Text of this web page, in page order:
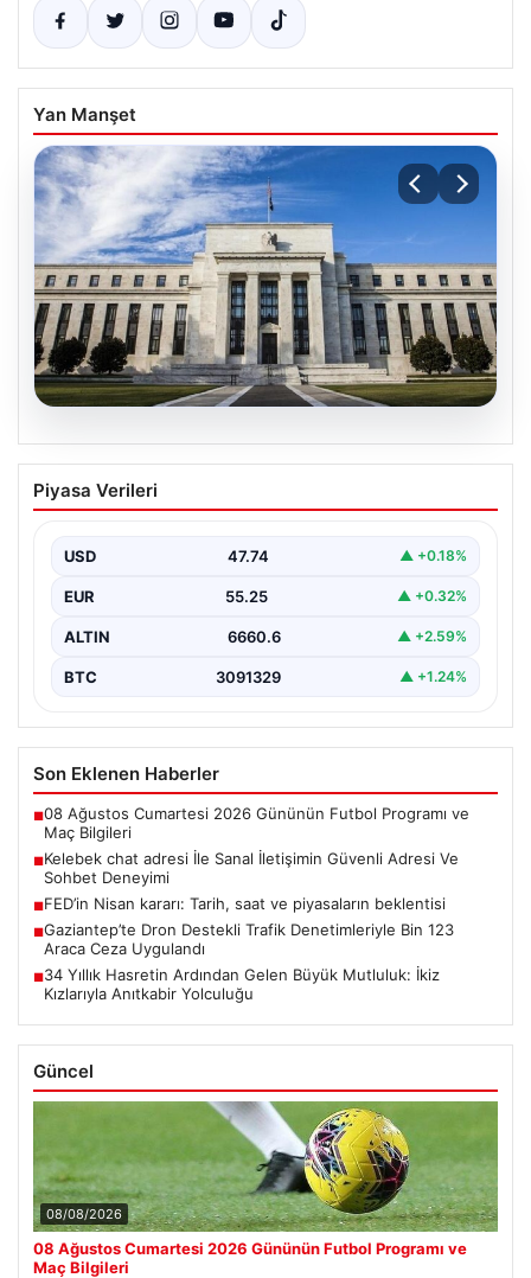
Yan Manşet
FED’in Nisan kararı: Tarih, saat ve
piyasaların beklentisi
kararı yatırımcılar tarafından yakından takip ediliyor.…
Piyasa Verileri
USD 47.74 ▲ +0.18%
EUR 55.25 ▲ +0.32%
ALTIN 6660.6 ▲ +2.59%
BTC 3091329 ▲ +1.24%
Son Eklenen Haberler
■08 Ağustos Cumartesi 2026 Gününün Futbol Programı ve
Maç Bilgileri
■Kelebek chat adresi İle Sanal İletişimin Güvenli Adresi Ve
Sohbet Deneyimi
■FED’in Nisan kararı: Tarih, saat ve piyasaların beklentisi
■Gaziantep’te Dron Destekli Trafik Denetimleriyle Bin 123
Araca Ceza Uygulandı
■34 Yıllık Hasretin Ardından Gelen Büyük Mutluluk: İkiz
Kızlarıyla Anıtkabir Yolculuğu
Güncel
08/08/2026
08 Ağustos Cumartesi 2026 Gününün Futbol Programı ve
Maç Bilgileri